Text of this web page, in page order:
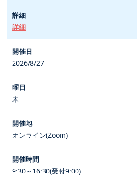
詳細
2026/8/27
木
オンライン(Zoom)
9:30～16:30(受付9:00)